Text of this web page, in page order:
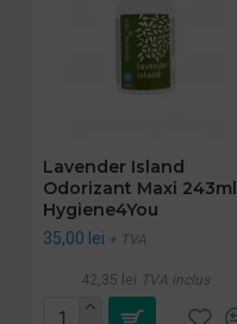
Lavender Island
Odorizant Maxi 243ml
Hygiene4You
35,00 lei + TVA
42,35 lei TVA inclus